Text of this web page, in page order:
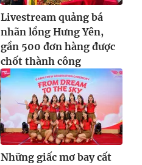
Livestream quảng bá
nhãn lồng Hưng Yên,
gần 500 đơn hàng được
chốt thành công
Những giấc mơ bay cất